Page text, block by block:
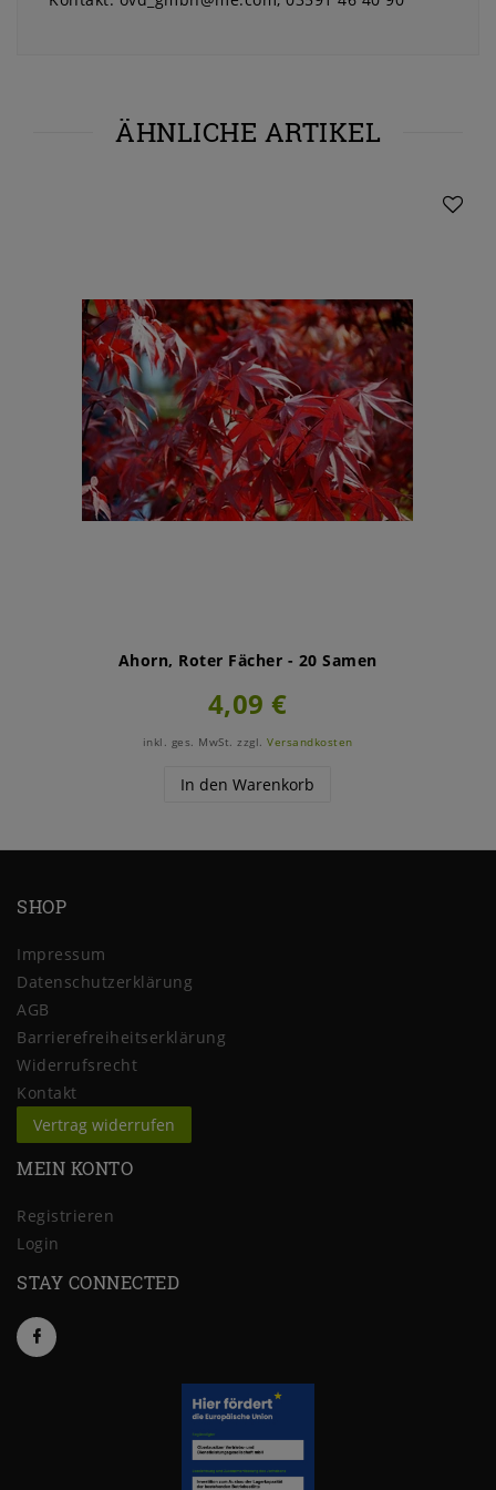
ÄHNLICHE ARTIKEL
Ahorn, Roter Fächer - 20 Samen
4,09 €
inkl. ges. MwSt. zzgl.Versandkosten
In den Warenkorb
SHOP
Impressum
Daten­schutz­erklärung
AGB
Barrierefreiheitserklärung
Widerrufs­recht
Kontakt
Vertrag widerrufen
MEIN KONTO
Registrieren
Login
STAY CONNECTED